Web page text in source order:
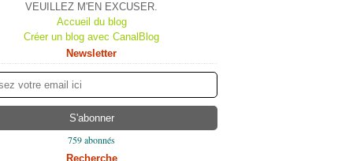
VEUILLEZ M'EN EXCUSER.
Accueil du blog
Créer un blog avec CanalBlog
Newsletter
759 abonnés
Recherche